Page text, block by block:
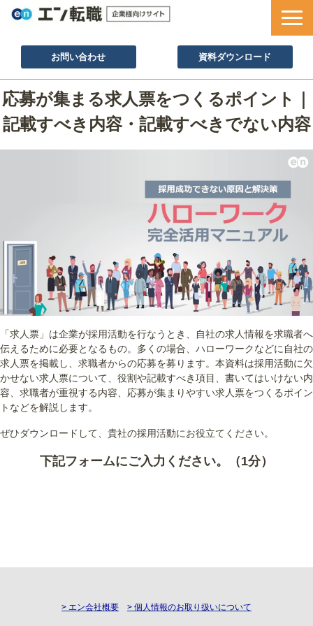
お問い合わせ 資料ダウンロード
サービス一覧
採用ノウハウ
お役立ち資料
応募が集まる求人票をつくるポイント｜
記載すべき内容・記載すべきでない内容
「求人票」は企業が採用活動を行なうとき、自社の求人情報を求職者へ
伝えるために必要となるもの。多くの場合、ハローワークなどに自社の
求人票を掲載し、求職者からの応募を募ります。本資料は採用活動に欠
かせない求人票について、役割や記載すべき項目、書いてはいけない内
容、求職者が重視する内容、応募が集まりやすい求人票をつくるポイン
トなどを解説します。
ぜひダウンロードして、貴社の採用活動にお役立てください。
下記フォームにご入力ください。（1分）
> エン会社概要 > 個人情報のお取り扱いについて